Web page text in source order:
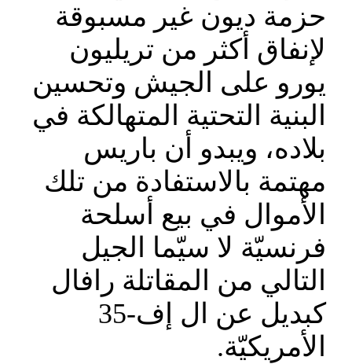
حزمة ديون غير مسبوقة
لإنفاق أكثر من تريليون
يورو على الجيش وتحسين
البنية التحتية المتهالكة في
بلاده، ويبدو أن باريس
مهتمة بالاستفادة من تلك
الأموال في بيع أسلحة
فرنسيّة لا سيّما الجيل
التالي من المقاتلة رافال
كبديل عن ال إف-35
الأمريكيّة.